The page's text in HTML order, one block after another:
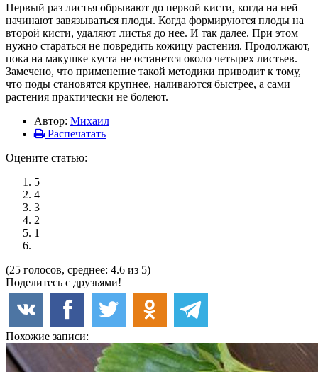
Первый раз листья обрывают до первой кисти, когда на ней
начинают завязываться плоды. Когда формируются плоды на
второй кисти, удаляют листья до нее. И так далее. При этом
нужно стараться не повредить кожицу растения. Продолжают,
пока на макушке куста не останется около четырех листьев.
Замечено, что применение такой методики приводит к тому,
что поды становятся крупнее, наливаются быстрее, а сами
растения практически не болеют.
Автор: Михаил
Распечатать
Оцените статью:
5
4
3
2
1
(25 голосов, среднее: 4.6 из 5)
Поделитесь с друзьями!
Похожие записи: